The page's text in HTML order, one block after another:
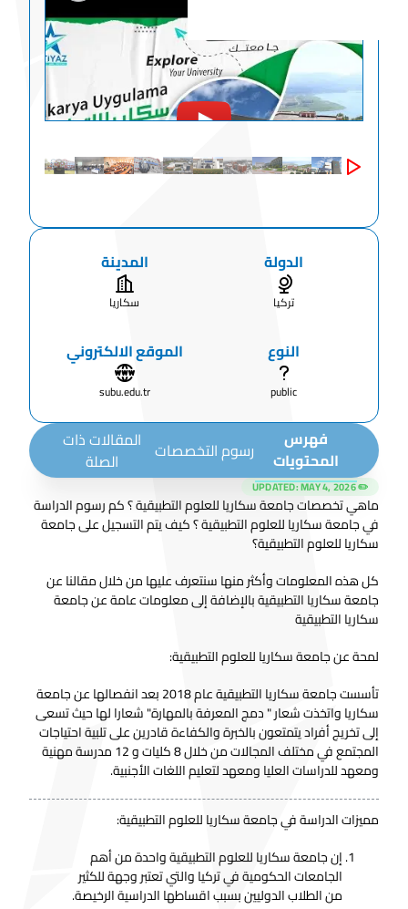
الدولة
تركيا
المدينة
سكاريا
النوع
public
الموقع الالكتروني
subu.edu.tr
فهرس
المحتويات
رسوم التخصصات المقالات ذات
الصلة
✏️ UPDATED:
MAY 4, 2026
ماهي تخصصات جامعة سكاريا للعلوم التطبيقية ؟ كم رسوم الدراسة
في جامعة سكاريا للعلوم التطبيقية ؟ كيف يتم التسجيل على جامعة
سكاريا للعلوم التطبيقية؟
كل هذه المعلومات وأكثر منها سنتعرف عليها من خلال مقالنا عن
جامعة سكاريا التطبيقية بالإضافة إلى معلومات عامة عن جامعة
سكاريا التطبيقية
لمحة عن جامعة سكاريا للعلوم التطبيقية:
تأسست جامعة سكاريا التطبيقية عام 2018 بعد انفصالها عن جامعة
سكاريا واتخذت شعار " دمج المعرفة بالمهارة" شعارا لها حيث تسعى
إلى تخريج أفراد يتمتعون بالخبرة والكفاءة قادرين على تلبية احتياجات
المجتمع في مختلف المجالات من خلال 8 كليات و 12 مدرسة مهنية
ومعهد للدراسات العليا ومعهد لتعليم اللغات الأجنبية.
مميزات الدراسة في جامعة سكاريا للعلوم التطبيقية:
إن جامعة سكاريا للعلوم التطبيقية واحدة من أهم
الجامعات الحكومية في تركيا والتي تعتبر وجهة للكثير
من الطلاب الدوليين بسبب اقساطها الدراسية الرخيصة.